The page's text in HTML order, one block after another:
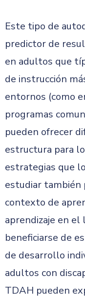
Este tipo de
predictor de
en adultos que
de instrucción
entornos (como
programas
pueden ofrecer
estructura para
estrategias que
estudiar también
contexto de
aprendizaje en
beneficiarse de
de desarrollo
adultos con
TDAH pueden